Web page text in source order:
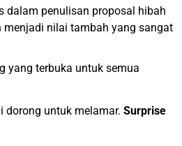
dalam penulisan proposal hibah
menjadi nilai tambah yang sangat
yang terbuka untuk semua
dorong untuk melamar. Surprise